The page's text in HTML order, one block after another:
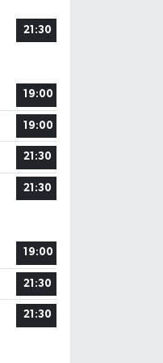
21:30
19:00
19:00
21:30
21:30
19:00
21:30
21:30